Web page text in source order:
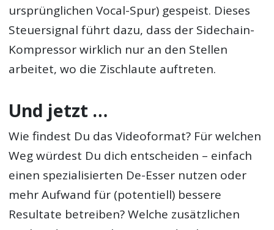
ursprünglichen Vocal-Spur) gespeist. Dieses
Steuersignal führt dazu, dass der Sidechain-
Kompressor wirklich nur an den Stellen
arbeitet, wo die Zischlaute auftreten.
Und jetzt …
Wie findest Du das Videoformat? Für welchen
Weg würdest Du dich entscheiden – einfach
einen spezialisierten De-Esser nutzen oder
mehr Aufwand für (potentiell) bessere
Resultate betreiben? Welche zusätzlichen